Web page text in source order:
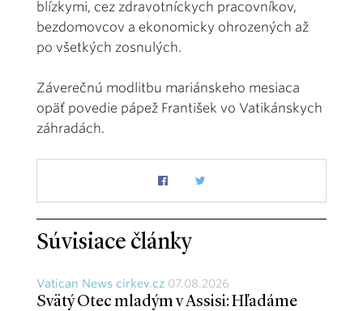
blízkymi, cez zdravotníckych pracovníkov,
bezdomovcov a ekonomicky ohrozených až
po všetkých zosnulých.
Záverečnú modlitbu mariánskeho mesiaca
opäť povedie pápež František vo Vatikánskych
záhradách.
Súvisiace články
Vatican News cirkev.cz 07.08.2026
Svätý Otec mladým v Assisi: Hľadáme